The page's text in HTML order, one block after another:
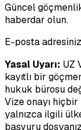
Güncel
haberdar olun.
E-posta adresiniz
Yasal Uyarı: UZ
kayıtlı bir
hukuk bürosu
Vize onayı
yalnızca ilgili
başvuru